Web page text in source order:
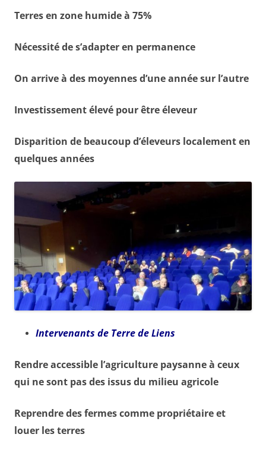
Terres en zone humide à 75%
Nécessité de s’adapter en permanence
On arrive à des moyennes d’une année sur l’autre
Investissement élevé pour être éleveur
Disparition de beaucoup d’éleveurs localement en
quelques années
Intervenants de Terre de Liens
Rendre accessible l’agriculture paysanne à ceux
qui ne sont pas des issus du milieu agricole
Reprendre des fermes comme propriétaire et
louer les terres